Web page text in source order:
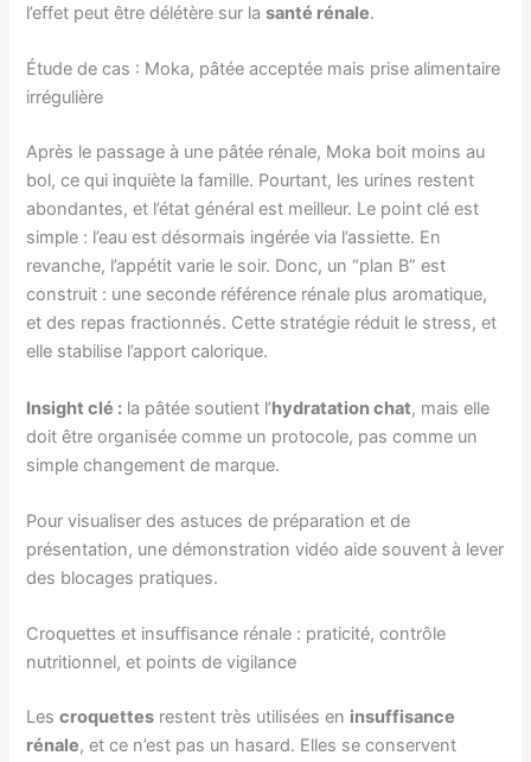
l’effet peut être délétère sur lasanté rénale.
Étude de cas : Moka, pâtée acceptée mais prise alimentaire
irrégulière
Après le passage à une pâtée rénale, Moka boit moins au
bol, ce qui inquiète la famille. Pourtant, les urines restent
abondantes, et l’état général est meilleur. Le point clé est
simple : l’eau est désormais ingérée via l’assiette. En
revanche, l’appétit varie le soir. Donc, un “plan B” est
construit : une seconde référence rénale plus aromatique,
et des repas fractionnés. Cette stratégie réduit le stress, et
elle stabilise l’apport calorique.
Insight clé : la pâtée soutient l’hydratation chat, mais elle
doit être organisée comme un protocole, pas comme un
simple changement de marque.
Pour visualiser des astuces de préparation et de
présentation, une démonstration vidéo aide souvent à lever
des blocages pratiques.
Croquettes et insuffisance rénale : praticité, contrôle
nutritionnel, et points de vigilance
Lescroquettes restent très utilisées en insuffisance
rénale, et ce n’est pas un hasard. Elles se conservent